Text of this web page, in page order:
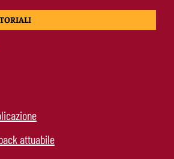
attuabile